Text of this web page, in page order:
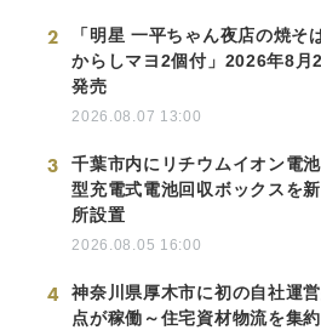
2
「明星 一平ちゃん夜店の焼そ
からしマヨ2個付」2026年8月
発売
2026.08.07 13:00
3
千葉市内にリチウムイオン電
型充電式電池回収ボックスを
所設置
2026.08.05 16:00
4
神奈川県厚木市に初の自社運
点が稼働～住宅資材物流を集